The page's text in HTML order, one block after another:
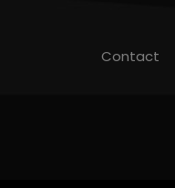
Contact